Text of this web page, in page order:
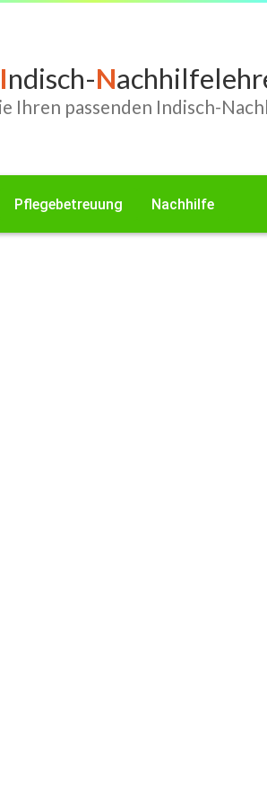
Indisch-N
Ihren passenden Indisch-
Pflegebetreuung Nachhilfe